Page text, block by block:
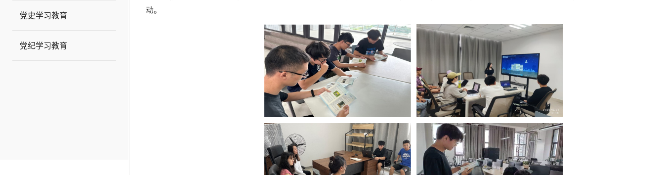
党史学习教育
党纪学习教育
动。